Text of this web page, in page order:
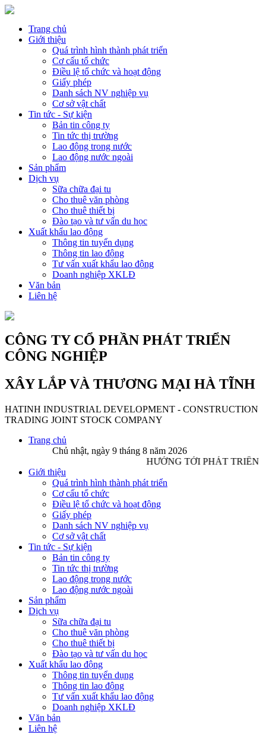
Trang chủ
Giới thiệu
Quá trình hình thành phát triển
Cơ cấu tổ chức
Điều lệ tổ chức và hoạt động
Giấy phép
Danh sách NV nghiệp vụ
Cơ sở vật chất
Tin tức - Sự kiện
Bản tin công ty
Tin tức thị trường
Lao động trong nước
Lao động nước ngoài
Sản phẩm
Dịch vụ
Sữa chữa đại tu
Cho thuê văn phòng
Cho thuê thiết bị
Đào tạo và tư vấn du học
Xuất khẩu lao động
Thông tin tuyển dụng
Thông tin lao động
Tư vấn xuất khẩu lao động
Doanh nghiệp XKLĐ
Văn bản
Liên hệ
CÔNG TY CỔ PHẦN PHÁT TRIỂN
CÔNG NGHIỆP
XÂY LẮP VÀ THƯƠNG MẠI HÀ TĨNH
HATINH INDUSTRIAL DEVELOPMENT - CONSTRUCTION
TRADING JOINT STOCK COMPANY
Trang chủ
Chủ nhật, ngày 9 tháng 8 năm 2026
HƯỚNG TỚI PHÁT TRIỂN
Giới thiệu
Quá trình hình thành phát triển
Cơ cấu tổ chức
Điều lệ tổ chức và hoạt động
Giấy phép
Danh sách NV nghiệp vụ
Cơ sở vật chất
Tin tức - Sự kiện
Bản tin công ty
Tin tức thị trường
Lao động trong nước
Lao động nước ngoài
Sản phẩm
Dịch vụ
Sữa chữa đại tu
Cho thuê văn phòng
Cho thuê thiết bị
Đào tạo và tư vấn du học
Xuất khẩu lao động
Thông tin tuyển dụng
Thông tin lao động
Tư vấn xuất khẩu lao động
Doanh nghiệp XKLĐ
Văn bản
Liên hệ